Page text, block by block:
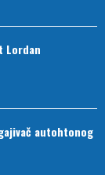
Lordan
autohtonog